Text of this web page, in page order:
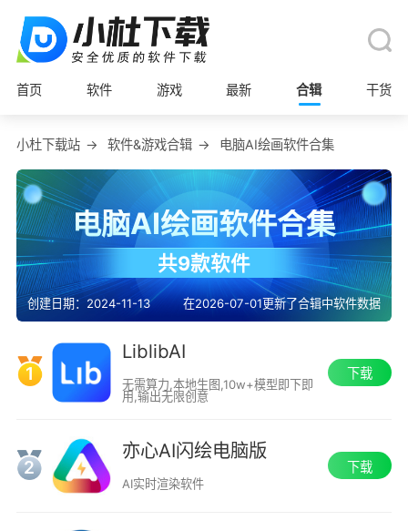
首页 软件 游戏 最新 合辑 干货
小杜下载站 → 软件&游戏合辑 → 电脑AI绘画软件合集
电脑AI绘画软件合集
共9款软件
创建日期：2024-11-13 在2026-07-01更新了合辑中软件数据
1
LiblibAI
无需算力,本地生图,10w+模型即下即
用,输出无限创意
下载
2
亦心AI闪绘电脑版
AI实时渲染软件
下载